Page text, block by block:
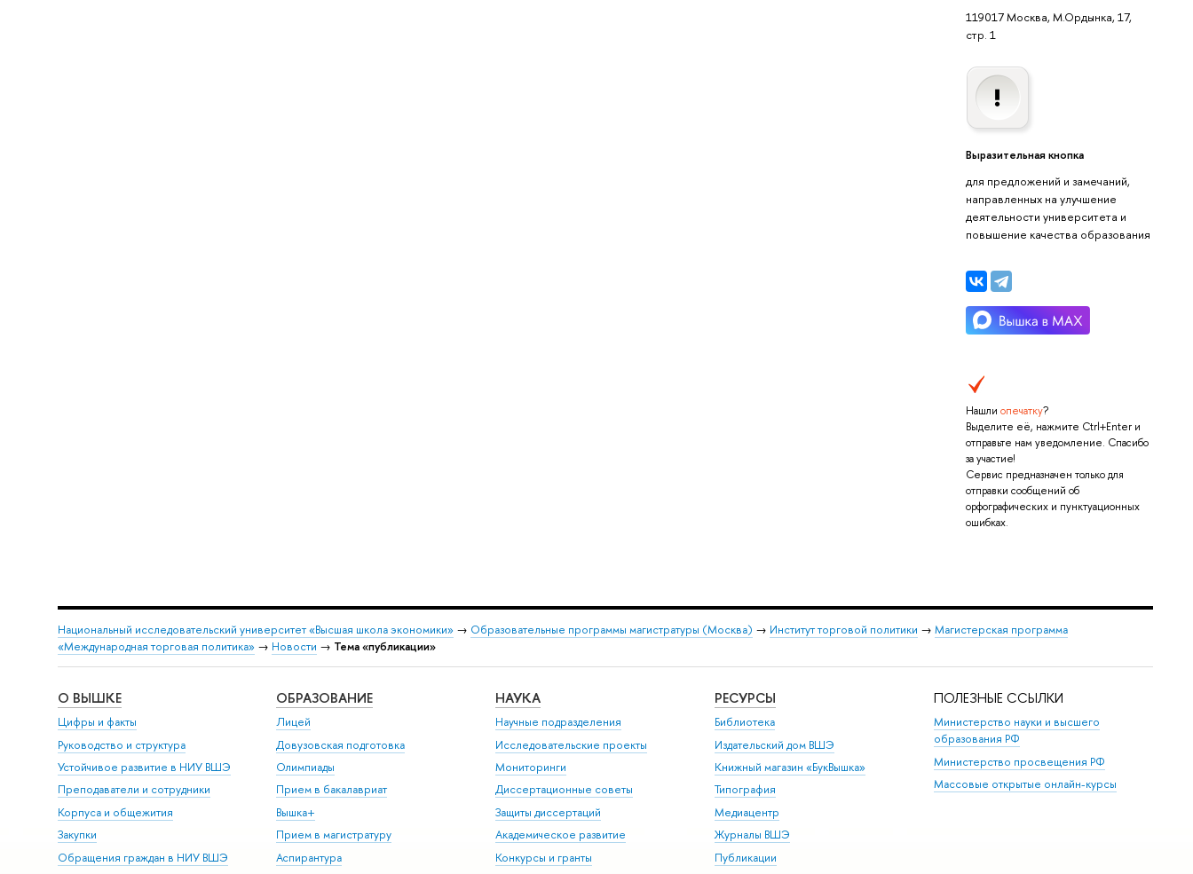
119017 Москва, М.Ордынка, 17,
стр. 1
Выразительная кнопка
для предложений и замечаний,
направленных на улучшение
деятельности университета и
повышение качества образования
Нашли опечатку?
Выделите её, нажмите Ctrl+Enter и
отправьте нам уведомление. Спасибо
за участие!
Сервис предназначен только для
отправки сообщений об
орфографических и пунктуационных
ошибках.
Национальный исследовательский университет «Высшая школа экономики» → Образовательные программы магистратуры (Москва) → Институт торговой политики → Магистерская программа
«Международная торговая политика» → Новости → Тема «публикации»
О ВЫШКЕ
Цифры и факты
Руководство и структура
Устойчивое развитие в НИУ ВШЭ
Преподаватели и сотрудники
Корпуса и общежития
Закупки
Обращения граждан в НИУ ВШЭ
ОБРАЗОВАНИЕ
Лицей
Довузовская подготовка
Олимпиады
Прием в бакалавриат
Вышка+
Прием в магистратуру
Аспирантура
НАУКА
Научные подразделения
Исследовательские проекты
Мониторинги
Диссертационные советы
Защиты диссертаций
Академическое развитие
Конкурсы и гранты
РЕСУРСЫ
Библиотека
Издательский дом ВШЭ
Книжный магазин «БукВышка»
Типография
Медиацентр
Журналы ВШЭ
Публикации
ПОЛЕЗНЫЕ ССЫЛКИ
Министерство науки и высшего
образования РФ
Министерство просвещения РФ
Массовые открытые онлайн-курсы